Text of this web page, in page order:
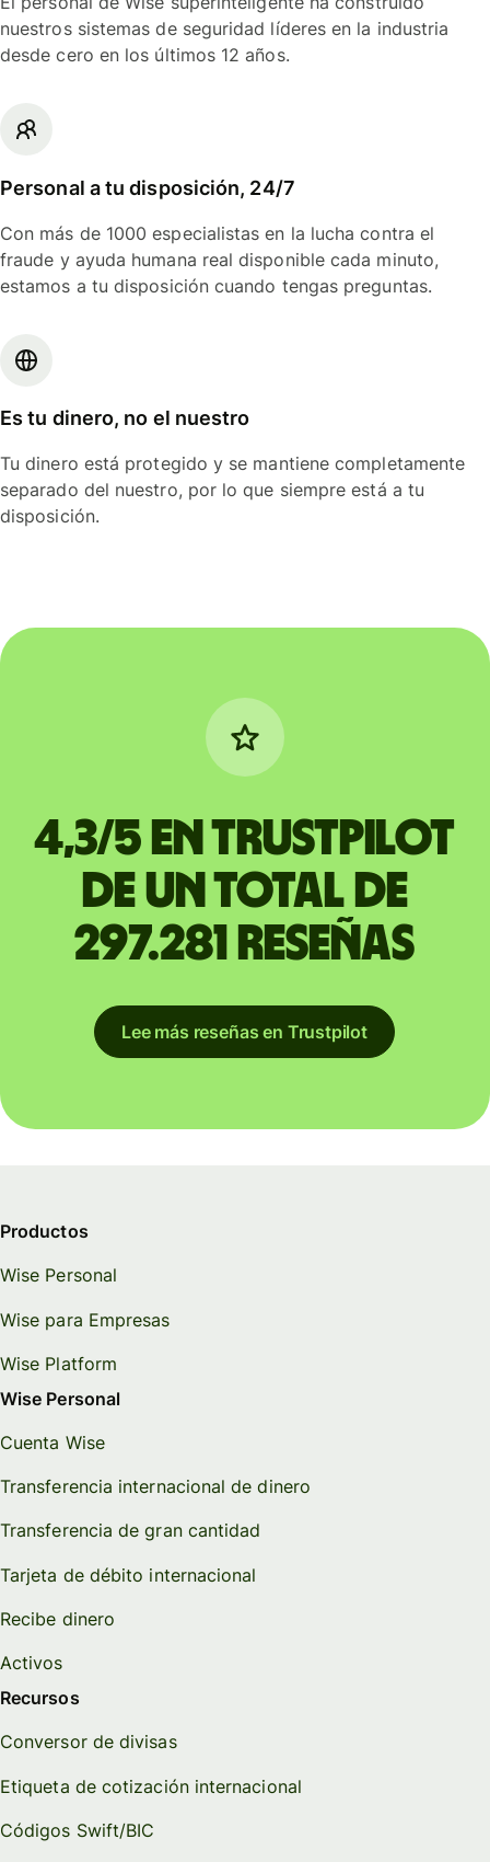
nuestros sistemas de seguridad líderes en la industria
desde cero en los últimos 12 años.
Personal a tu disposición, 24/7
Con más de 1000 especialistas en la lucha contra el
fraude y ayuda humana real disponible cada minuto,
estamos a tu disposición cuando tengas preguntas.
Es tu dinero, no el nuestro
Tu dinero está protegido y se mantiene completamente
separado del nuestro, por lo que siempre está a tu
disposición.
4,3/5 en Trustpilot
de un total de
297.281 reseñas
Lee más reseñas en Trustpilot
Productos
Wise Personal
Wise para Empresas
Wise Platform
Wise Personal
Cuenta Wise
Transferencia internacional de dinero
Transferencia de gran cantidad
Tarjeta de débito internacional
Recibe dinero
Activos
Recursos
Conversor de divisas
Etiqueta de cotización internacional
Códigos Swift/BIC